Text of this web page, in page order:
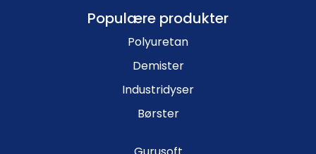
Populære produkter
Polyuretan
Demister
Industridyser
Børster